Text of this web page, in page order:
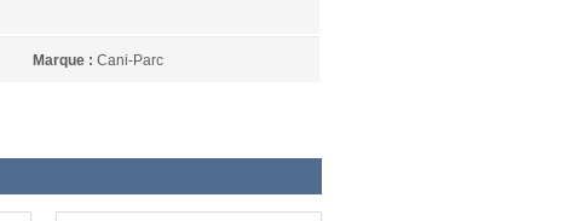
Marque : Cani-Parc